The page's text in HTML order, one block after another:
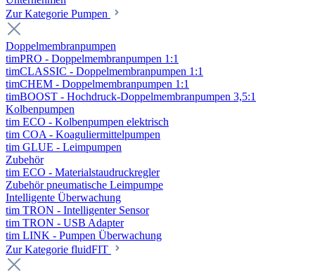
Zur Kategorie Pumpen
Doppelmembranpumpen
timPRO - Doppelmembranpumpen 1:1
timCLASSIC - Doppelmembranpumpen 1:1
timCHEM - Doppelmembranpumpen 1:1
timBOOST - Hochdruck-Doppelmembranpumpen 3,5:1
Kolbenpumpen
tim ECO - Kolbenpumpen elektrisch
tim COA - Koaguliermittelpumpen
tim GLUE - Leimpumpen
Zubehör
tim ECO - Materialstaudruckregler
Zubehör pneumatische Leimpumpe
Intelligente Überwachung
tim TRON - Intelligenter Sensor
tim TRON - USB Adapter
tim LINK - Pumpen Überwachung
Zur Kategorie fluidFIT